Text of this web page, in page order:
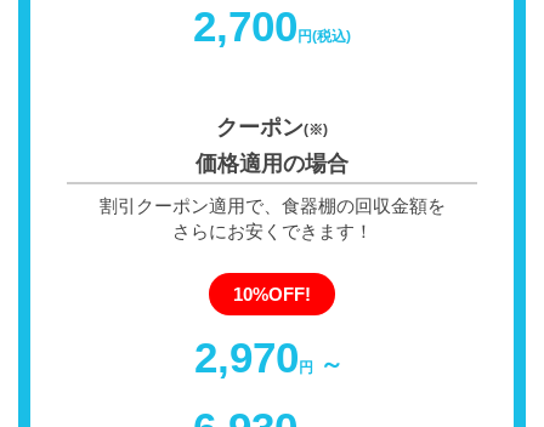
2,700円(税込)
クーポン(※)
価格適用の場合
割引クーポン適用で、食器棚の回収金額を
さらにお安くできます！
10%OFF!
2,970円 ～